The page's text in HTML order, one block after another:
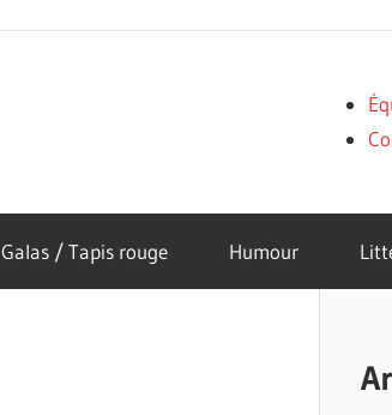
Galas / Tapis rouge Humour